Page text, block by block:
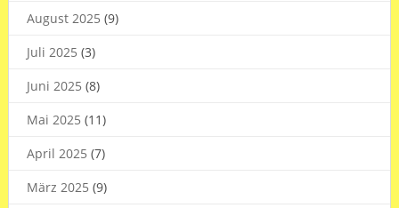
August 2025 (9)
Juli 2025 (3)
Juni 2025 (8)
Mai 2025 (11)
April 2025 (7)
März 2025 (9)